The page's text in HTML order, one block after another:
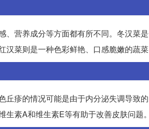
营养成分等方面都有所不同。冬汉菜
菜则是一种色彩鲜艳、口感脆嫩的蔬
疹的情况可能是由于内分泌失调导致
素A和维生素E等有助于改善皮肤问题。